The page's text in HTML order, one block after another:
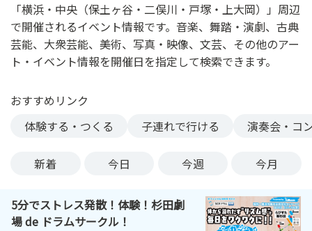
ス
「横浜・中央（保土ヶ谷・二俣川・戸塚・上大岡）」周辺
で開催されるイベント情報です。音楽、舞踏・演劇、古典
芸能、大衆芸能、美術、写真・映像、文芸、その他のアー
ト・イベント情報を開催日を指定して検索できます。
おすすめリンク
体験する・つくる
子連れで行ける 演奏会・コ
新着 今日 今週 今月
5分でストレス発散！体験！杉田劇
場 de ドラムサークル！